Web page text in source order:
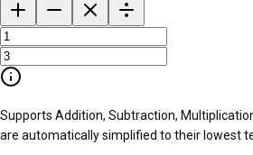
Supports Addition, Subtraction,
are automatically simplified to their lowest